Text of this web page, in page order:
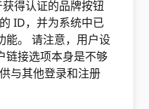
得认证的品牌按钮
ID，并为系统中已
能。 请注意，用户设
链接选项本身是不够
与其他登录和注册